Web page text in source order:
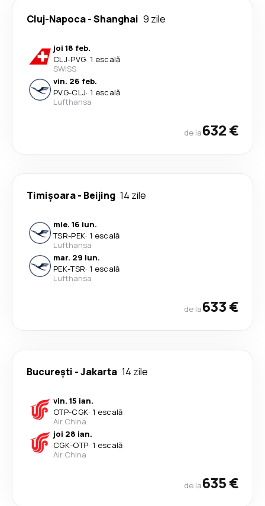
Cluj-Napoca-Shanghai 9 zile
joi 18 feb.
CLJ-PVG· 1 escală
SWISS
vin. 26 feb.
PVG-CLJ· 1 escală
Lufthansa
de la632 €
Timișoara- Beijing 14 zile
mie. 16 iun.
TSR-PEK· 1 escală
Lufthansa
mar. 29 iun.
PEK-TSR· 1 escală
Lufthansa
de la633 €
București -Jakarta 14 zile
vin. 15 ian.
OTP-CGK· 1 escală
Air China
joi 28 ian.
CGK-OTP· 1 escală
Air China
de la635 €